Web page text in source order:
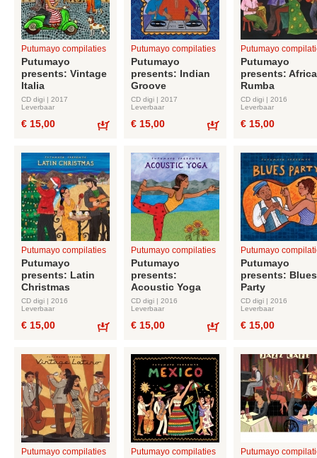
Putumayo compilaties
Putumayo
presents: Vintage
Italia
CD digi | 2017
Leverbaar
€ 15,00
Putumayo compilaties
Putumayo
presents: Indian
Groove
CD digi | 2017
Leverbaar
€ 15,00
Putumayo
Putumayo
presents:
Rumba
CD digi | 2016
Leverbaar
€ 15,00
Putumayo compilaties
Putumayo
presents: Latin
Christmas
CD digi | 2016
Leverbaar
€ 15,00
Putumayo compilaties
Putumayo
presents:
Acoustic Yoga
CD digi | 2016
Leverbaar
€ 15,00
Putumayo
Putumayo
presents: Blues
Party
CD digi | 2016
Leverbaar
€ 15,00
Putumayo compilaties Putumayo compilaties Putumayo